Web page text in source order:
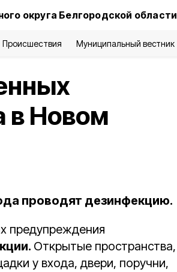
округа Белгородской области
Происшествия Муниципальный вестник
в Новом
проводят дезинфекцию.
предупреждения
Открытые пространства,
у входа, двери, поручни,